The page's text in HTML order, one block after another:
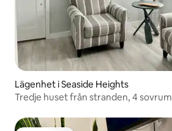
Lägenhet i Seaside Heights
Tredje huset från stranden, 4